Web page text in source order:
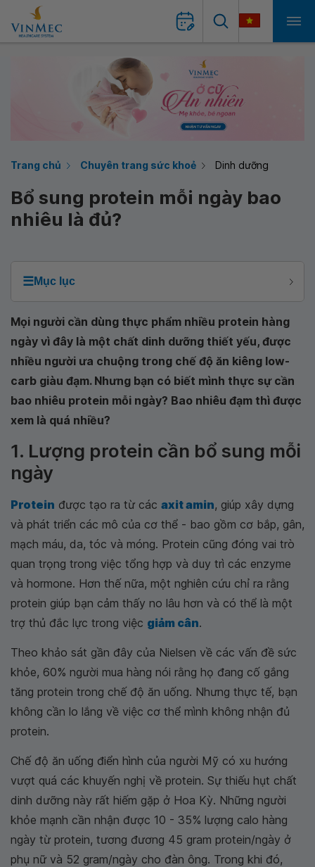
Trang chủ Chuyên trang sức khoẻ Dinh dưỡng
Bổ sung protein mỗi ngày bao
nhiêu là đủ?
☰Mục lục
Mọi người cần dùng thực phẩm nhiều protein hàng
ngày vì đây là một chất dinh dưỡng thiết yếu, được
nhiều người ưa chuộng trong chế độ ăn kiêng low-
carb giàu đạm. Nhưng bạn có biết mình thực sự cần
bao nhiêu protein mỗi ngày? Bao nhiêu đạm thì được
xem là quá nhiều?
1. Lượng protein cần bổ sung mỗi
ngày
Protein được tạo ra từ các axit amin, giúp xây dựng
và phát triển các mô của cơ thể - bao gồm cơ bắp, gân,
mạch máu, da, tóc và móng. Protein cũng đóng vai trò
quan trọng trong việc tổng hợp và duy trì các enzyme
và hormone. Hơn thế nữa, một nghiên cứu chỉ ra rằng
protein giúp bạn cảm thấy no lâu hơn và có thể là một
trợ thủ đắc lực trong việc giảm cân.
Theo khảo sát gần đây của Nielsen về các vấn đề sức
khỏe, 60% người mua hàng nói rằng họ đang cố gắng
tăng protein trong chế độ ăn uống. Nhưng thực tế, bạn
không cần lo lắng về việc cơ thể mình không nhận đủ
protein.
Chế độ ăn uống điển hình của người Mỹ có xu hướng
vượt quá các khuyến nghị về protein. Sự thiếu hụt chất
dinh dưỡng này rất hiếm gặp ở Hoa Kỳ. Những người
khỏe mạnh cần nhận được 10 - 35% lượng calo hàng
ngày từ protein, tương đương 45 gram protein/ngày ở
phụ nữ và 52 gram/ngày cho đàn ông. Trong khi đó,